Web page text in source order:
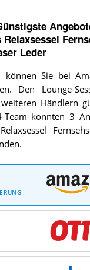
Leder
können Sie bei
Den Lounge-
Händlern
Team konnten 3